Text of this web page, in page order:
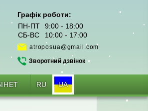
Графік роботи:
ПН-ПТ
9:00 - 18:00
СБ-ВС
10:00 - 17:00
atroposua@gmail.com
Зворотний дзвінок
RU UA